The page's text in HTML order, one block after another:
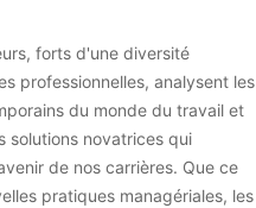
forts d'une diversité
professionnelles, analysent les
du monde du travail et
solutions novatrices qui
de nos carrières. Que ce
pratiques managériales, les